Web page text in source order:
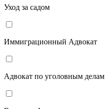
Уход за садом
Иммиграционный Адвокат
Адвокат по уголовным делам